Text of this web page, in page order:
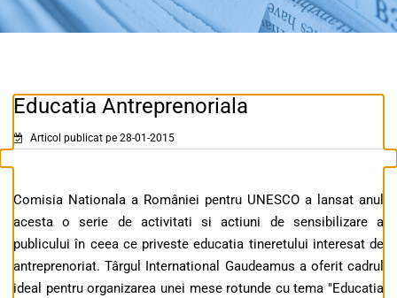
Educatia Antreprenoriala
Articol publicat pe 28-01-2015
Comisia Nationala a României pentru UNESCO a lansat anul
acesta o serie de activitati si actiuni de sensibilizare a
publicului în ceea ce priveste educatia tineretului interesat de
antreprenoriat. Târgul International Gaudeamus a oferit cadrul
ideal pentru organizarea unei mese rotunde cu tema "Educatia